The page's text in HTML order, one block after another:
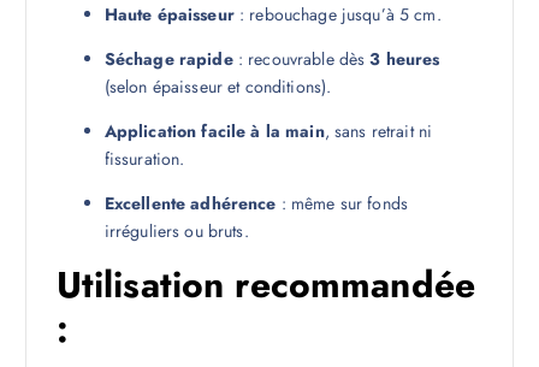
Haute épaisseur: rebouchage jusqu’à 5 cm.
Séchage rapide: recouvrable dès3 heures
(selon épaisseur et conditions).
Application facile à la main, sans retrait ni
fissuration.
Excellente adhérence : même sur fonds
irréguliers ou bruts.
Utilisation recommandée
: